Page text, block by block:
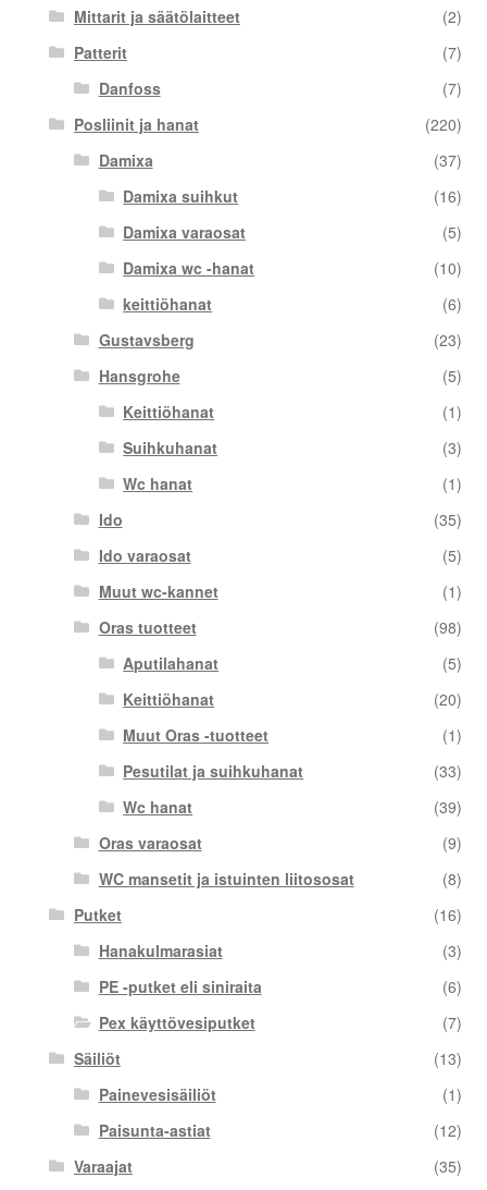
Mittarit ja säätölaitteet
(2)
Patterit
(7)
Danfoss
(7)
Posliinit ja hanat
(220)
Damixa
(37)
Damixa suihkut
(16)
Damixa varaosat
(5)
Damixa wc -hanat
(10)
keittiöhanat
(6)
Gustavsberg
(23)
Hansgrohe
(5)
Keittiöhanat
(1)
Suihkuhanat
(3)
Wc hanat
(1)
Ido
(35)
Ido varaosat
(5)
Muut wc-kannet
(1)
Oras tuotteet
(98)
Aputilahanat
(5)
Keittiöhanat
(20)
Muut Oras -tuotteet
(1)
Pesutilat ja suihkuhanat
(33)
Wc hanat
(39)
Oras varaosat
(9)
WC mansetit ja istuinten liitososat
(8)
Putket
(16)
Hanakulmarasiat
(3)
PE -putket eli siniraita
(6)
Pex käyttövesiputket
(7)
Säiliöt
(13)
Painevesisäiliöt
(1)
Paisunta-astiat
(12)
Varaajat
(35)